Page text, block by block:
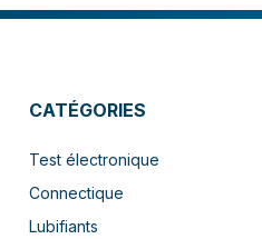
CATÉGORIES
Test électronique
Connectique
Lubifiants